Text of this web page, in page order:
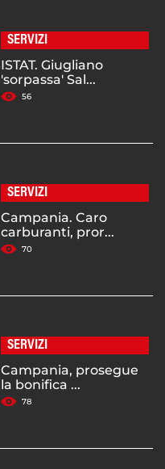
SERVIZI
ISTAT. Giugliano
'sorpassa' Sal...
56
SERVIZI
Campania. Caro
carburanti, pror...
70
SERVIZI
Campania, prosegue
la bonifica ...
78